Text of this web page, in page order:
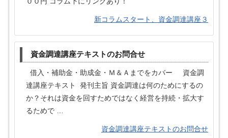
新コラムスタート、資金調達講座３
資金調達講座テキストのお問合せ
借入・補助金・助成金・Ｍ＆Ａまでをカバー 資金調
達講座テキスト 発刊主旨 資金調達は何のためにするの
か？それは資金を回すためではなく経営を持続・拡大す
るためで …
資金調達講座テキストのお問合せ